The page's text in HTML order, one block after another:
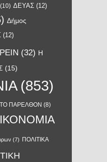
(10) ΔΕΥΑΣ (12)
Δήμος
(12)
(32) Η
(15)
(853)
ΠΑΡΕΛΘΟΝ (8)
(7) ΠΟΛΙΤΙΚΑ